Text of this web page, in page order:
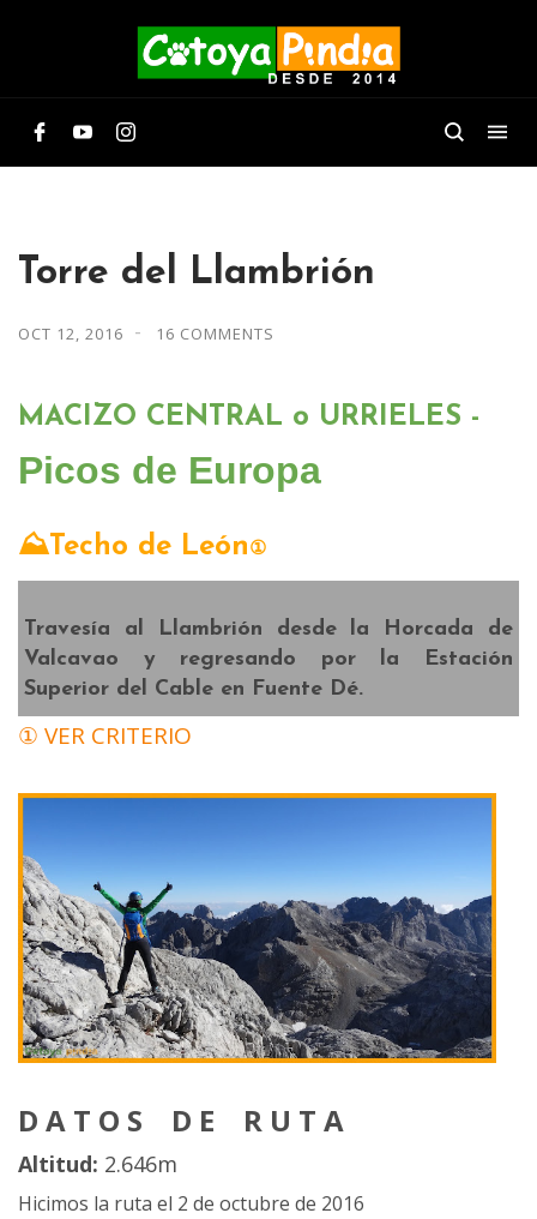
Torre del Llambrión
OCT 12, 2016 16 COMMENTS
MACIZO CENTRAL o URRIELES -
Picos de Europa
⛰Techo de León①
Travesía al Llambrión desde la Horcada de
Valcavao y regresando por la
Estación
Superior del Cable en Fuente Dé.
① VER CRITERIO
D A T O S D E R U T A
Altitud: 2.646m
Hicimos la ruta el 2 de octubre de 2016